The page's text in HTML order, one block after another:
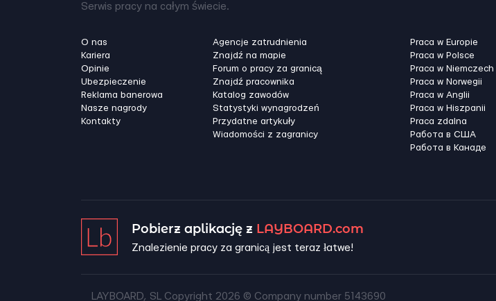
Serwis pracy na całym świecie.
O nas
Kariera
Opinie
Ubezpieczenie
Reklama banerowa
Nasze nagrody
Kontakty
Agencje zatrudnienia
Znajdź na mapie
Forum o pracy za granicą
Znajdź pracownika
Katalog zawodów
Statystyki wynagrodzeń
Przydatne artykuły
Wiadomości z zagranicy
Praca w Europie
Praca w Polsce
Praca w Niemczech
Praca w Norwegii
Praca w Anglii
Praca w Hiszpanii
Praca zdalna
Работа в США
Работа в Канадe
Pobierz aplikację z LAYBOARD.com
Znalezienie pracy za granicą jest teraz łatwe!
LAYBOARD, SL Copyright 2026 © Company number 5143690